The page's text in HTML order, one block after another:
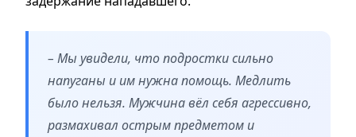
– Мы увидели, что подростки сильно
напуганы и им нужна помощь. Медлить
было нельзя. Мужчина вёл себя агрессивно,
размахивал острым предметом и